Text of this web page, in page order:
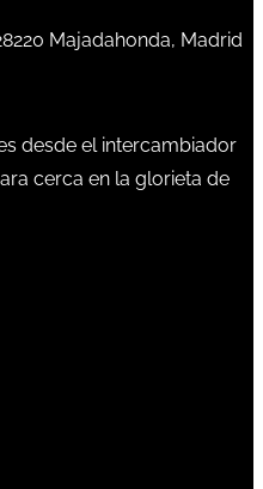
Majadahonda, Madrid
desde el intercambiador
cerca en la glorieta de